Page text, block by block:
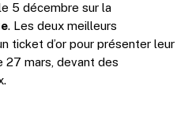
5 décembre sur la
. Les deux meilleurs
ticket d’or pour présenter leur
27 mars, devant des